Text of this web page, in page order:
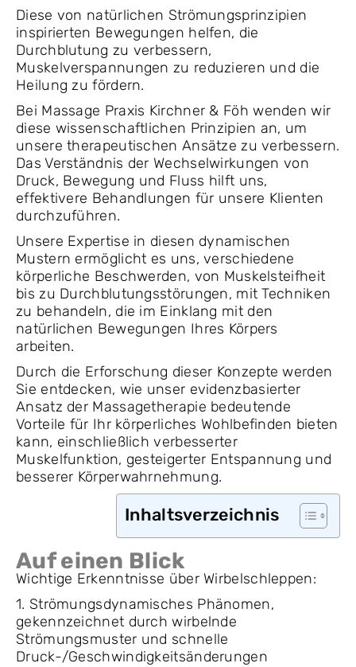
Diese von natürlichen Strömungsprinzipien
inspirierten Bewegungen helfen, die
Durchblutung zu verbessern,
Muskelverspannungen zu reduzieren und die
Heilung zu fördern.
Bei Massage Praxis Kirchner & Föh wenden wir
diese wissenschaftlichen Prinzipien an, um
unsere therapeutischen Ansätze zu verbessern.
Das Verständnis der Wechselwirkungen von
Druck, Bewegung und Fluss hilft uns,
effektivere Behandlungen für unsere Klienten
durchzuführen.
Unsere Expertise in diesen dynamischen
Mustern ermöglicht es uns, verschiedene
körperliche Beschwerden, von Muskelsteifheit
bis zu Durchblutungsstörungen, mit Techniken
zu behandeln, die im Einklang mit den
natürlichen Bewegungen Ihres Körpers
arbeiten.
Durch die Erforschung dieser Konzepte werden
Sie entdecken, wie unser evidenzbasierter
Ansatz der Massagetherapie bedeutende
Vorteile für Ihr körperliches Wohlbefinden bieten
kann, einschließlich verbesserter
Muskelfunktion, gesteigerter Entspannung und
besserer Körperwahrnehmung.
Inhaltsverzeichnis
Auf einen Blick
Wichtige Erkenntnisse über Wirbelschleppen:
1. Strömungsdynamisches Phänomen,
gekennzeichnet durch wirbelnde
Strömungsmuster und schnelle
Druck-/Geschwindigkeitsänderungen